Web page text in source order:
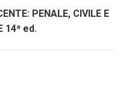
PENALE, CIVILE E
14ª ed.